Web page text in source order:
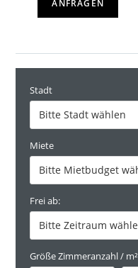
ANFRAGEN
Stadt
Miete
Frei ab:
Größe Zimmeranzahl / m²